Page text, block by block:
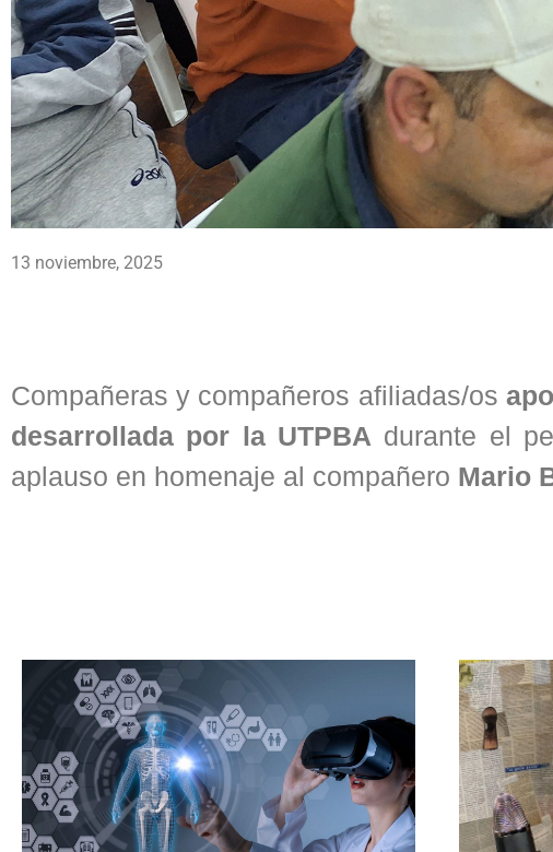
13 noviembre, 2025
Compañeras y compañeros afiliadas/os
desarrollada por la UTPBA durante el
aplauso en homenaje al compañero Mario